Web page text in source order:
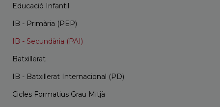
Educació Infantil
IB - Primària (PEP)
IB - Secundària (PAI)
Batxillerat
IB - Batxillerat Internacional (PD)
Cicles Formatius Grau Mitjà